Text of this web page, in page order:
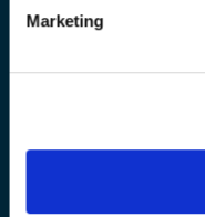
Marketing